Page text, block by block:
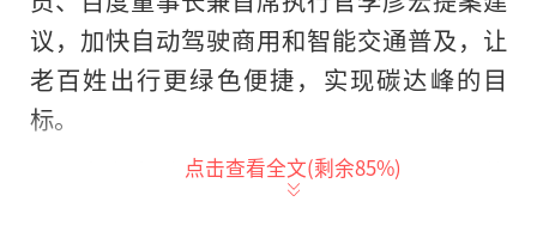
议，加快自动驾驶商用和智能交通普及，让
老百姓出行更绿色便捷，实现碳达峰的目
标。
李彦宏委员表示，交通是群众最关心的
点击查看全文(剩余85%)